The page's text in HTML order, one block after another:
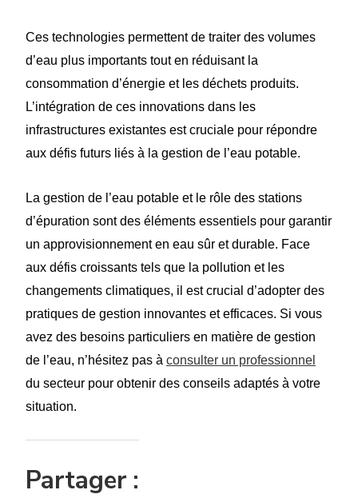
Ces technologies permettent de traiter des volumes
d’eau plus importants tout en réduisant la
consommation d’énergie et les déchets produits.
L’intégration de ces innovations dans les
infrastructures existantes est cruciale pour répondre
aux défis futurs liés à la gestion de l’eau potable.
La gestion de l’eau potable et le rôle des stations
d’épuration sont des éléments essentiels pour garantir
un approvisionnement en eau sûr et durable. Face
aux défis croissants tels que la pollution et les
changements climatiques, il est crucial d’adopter des
pratiques de gestion innovantes et efficaces. Si vous
avez des besoins particuliers en matière de gestion
de l’eau, n’hésitez pas à consulter un professionnel
du secteur pour obtenir des conseils adaptés à votre
situation.
Partager :